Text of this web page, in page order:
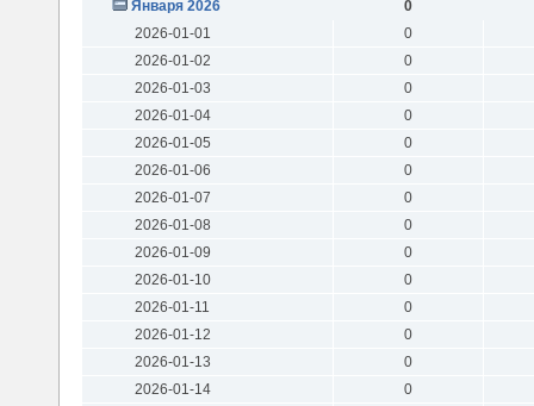
Января 2026
0
2026-01-01
0
2026-01-02
0
2026-01-03
0
2026-01-04
0
2026-01-05
0
2026-01-06
0
2026-01-07
0
2026-01-08
0
2026-01-09
0
2026-01-10
0
2026-01-11
0
2026-01-12
0
2026-01-13
0
2026-01-14
0